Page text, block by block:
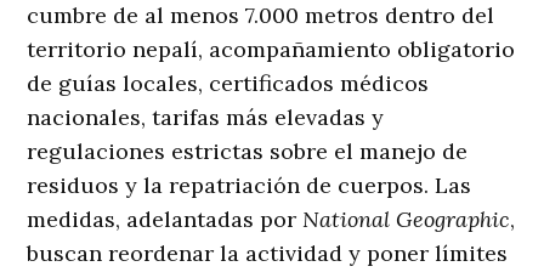
cumbre de al menos 7.000 metros dentro del
territorio nepalí, acompañamiento obligatorio
de guías locales, certificados médicos
nacionales, tarifas más elevadas y
regulaciones estrictas sobre el manejo de
residuos y la repatriación de cuerpos. Las
medidas, adelantadas porNational Geographic,
buscan reordenar la actividad y poner límites